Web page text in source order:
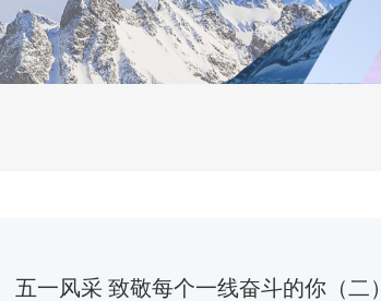
五一风采 致敬每个一线奋斗的你（二）